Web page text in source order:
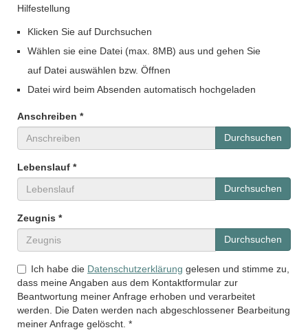
Hilfestellung
Klicken Sie auf Durchsuchen
Wählen sie eine Datei (max. 8MB) aus und gehen Sie
auf Datei auswählen bzw. Öffnen
Datei wird beim Absenden automatisch hochgeladen
Anschreiben *
Durchsuchen
Lebenslauf *
Durchsuchen
Zeugnis *
Durchsuchen
Ich habe die Datenschutzerklärung gelesen und stimme zu,
dass meine Angaben aus dem Kontaktformular zur
Beantwortung meiner Anfrage erhoben und verarbeitet
werden. Die Daten werden nach abgeschlossener Bearbeitung
meiner Anfrage gelöscht. *